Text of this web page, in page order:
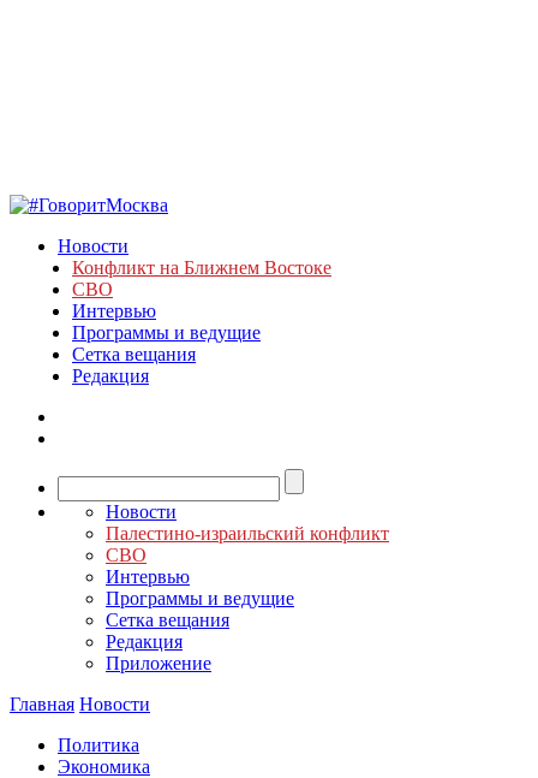
Новости
Конфликт на Ближнем Востоке
СВО
Интервью
Программы и ведущие
Сетка вещания
Редакция
Новости
Палестино-израильский конфликт
СВО
Интервью
Программы и ведущие
Сетка вещания
Редакция
Приложение
Главная Новости
Политика
Экономика